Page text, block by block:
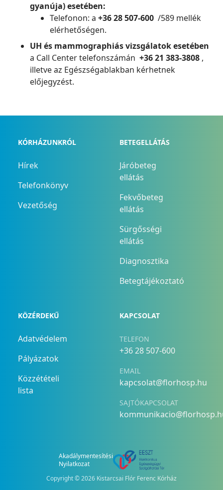
gyanúja) esetében:
Telefonon: a +36 28 507-600 /589 mellék
elérhetőségen.
UH és mammographiás vizsgálatok esetében
a Call Center telefonszámán +36 21 383-3808 ,
illetve az Egészségablakban kérhetnek
előjegyzést.
KÓRHÁZUNKRÓL
Hírek
Telefonkönyv
Vezetőség
BETEGELLÁTÁS
Járóbeteg
ellátás
Fekvőbeteg
ellátás
Sürgősségi
ellátás
Diagnosztika
Betegtájékoztató
KÖZÉRDEKŰ
Adatvédelem
Pályázatok
Közzétételi
lista
KAPCSOLAT
TELEFON
+36 28 507-600
EMAIL
kapcsolat@florhosp.hu
SAJTÓKAPCSOLAT
Copyright ©2026 Kistarcsai Flór Ferenc Kórház
Akadálymentesítési
Nyilatkozat